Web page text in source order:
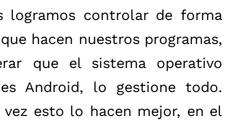
logramos controlar de forma
hacen nuestros programas,
que el sistema operativo
Android, lo gestione todo.
vez esto lo hacen mejor, en el